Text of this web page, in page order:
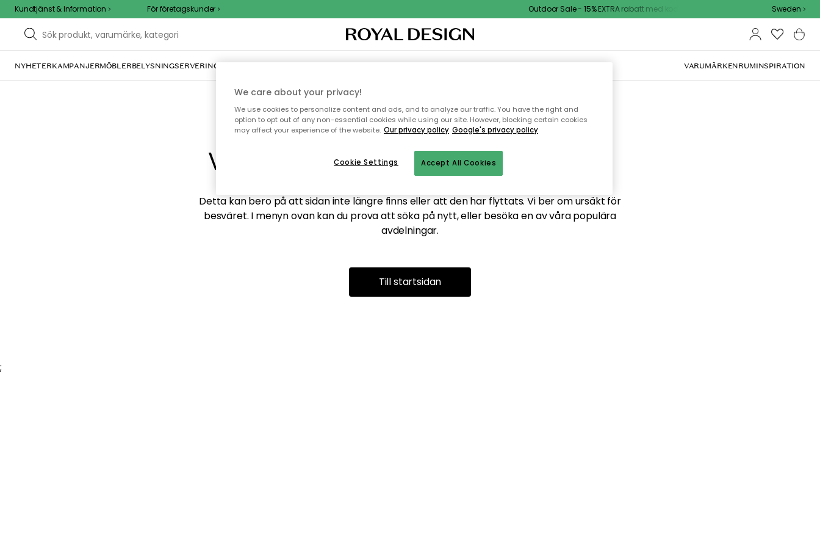
Kundtjänst & Information För företagskunder Outdoor Sale - 15% EXTRA rabatt med kod Sweden
NYHETERKAMPANJERMÖBLERBELYSNINGSERVERING INREDNINGTEXTIL & MATTORKÖKETFÖRVARINGUTEMÖBLER VARUMÄRKENRUMINSPIRATION
Vi hittar tyvärr inte sidan du söker
Detta kan bero på att sidan inte längre finns eller att den har flyttats. Vi ber om ursäkt för
besväret. I menyn ovan kan du prova att söka på nytt, eller besöka en av våra populära
avdelningar.
Till startsidan
;
We care about your privacy!
We use cookies to personalize content and ads, and to analyze our traffic. You have the right and
option to opt out of any non-essential cookies while using our site. However, blocking certain cookies
may affect your experience of the website. Our privacy policy Google's privacy policy
Accept All Cookies
Cookie Settings